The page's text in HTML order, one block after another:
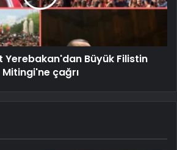
Yerebakan'dan Büyük Filistin
Mitingi'ne çağrı